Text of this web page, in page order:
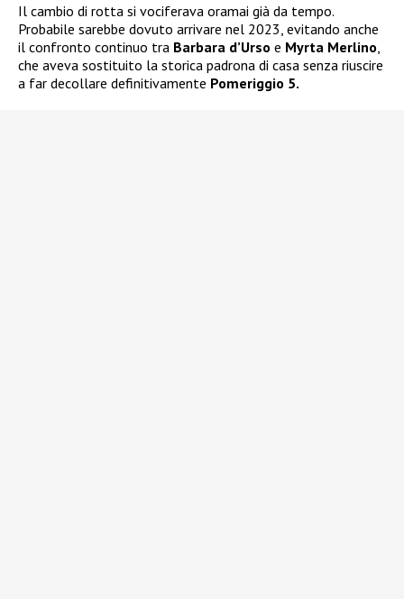
Il cambio di rotta si vociferava oramai già da tempo.
Probabile sarebbe dovuto arrivare nel 2023, evitando anche
il confronto continuo tra Barbara d’Urso e Myrta Merlino
che aveva sostituito la storica padrona di casa senza riuscire
a far decollare definitivamente Pomeriggio 5.